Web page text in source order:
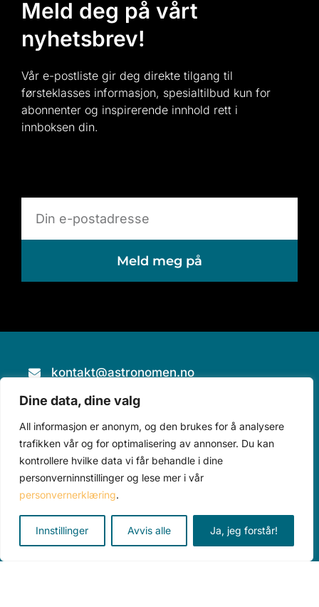
Dine data, dine valg
All informasjon er anonym, og den brukes for å analysere
trafikken vår og for optimalisering av annonser. Du kan
kontrollere hvilke data vi får behandle i dine
personverninnstillinger og lese mer i vår
personvernerklæring.
Innstillinger Avvis alle Ja, jeg forstår!
Meld deg på vårt
nyhetsbrev!
Vår e-postliste gir deg direkte tilgang til
førsteklasses informasjon, spesialtilbud kun for
abonnenter og inspirerende innhold rett i
innboksen din.
Meld meg på
kontakt@astronomen.no
457 28 816
Piperveien 490, 2743 Harestua
Teleskop Tilbehør Alle produkter